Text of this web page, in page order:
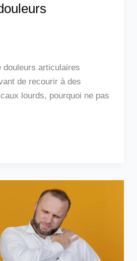
douleurs articulaires
de recourir à des
lourds, pourquoi ne pas